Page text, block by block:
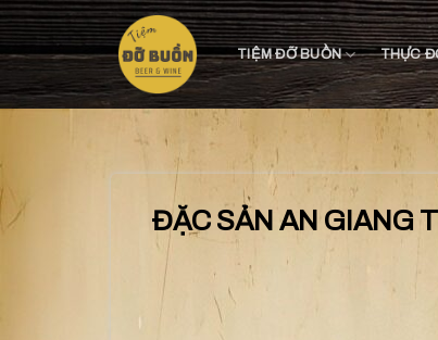
Skip
to
content
TIỆM ĐỠ BUỒN THỰC
ĐẶC SẢN AN GIANG